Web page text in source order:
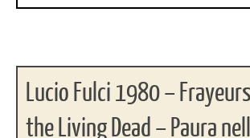
Lucio Fulci 1980 –
the Living Dead – Paura